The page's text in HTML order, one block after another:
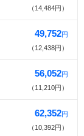
（14,484円）
49,752円
（12,438円）
56,052円
（11,210円）
62,352円
（10,392円）